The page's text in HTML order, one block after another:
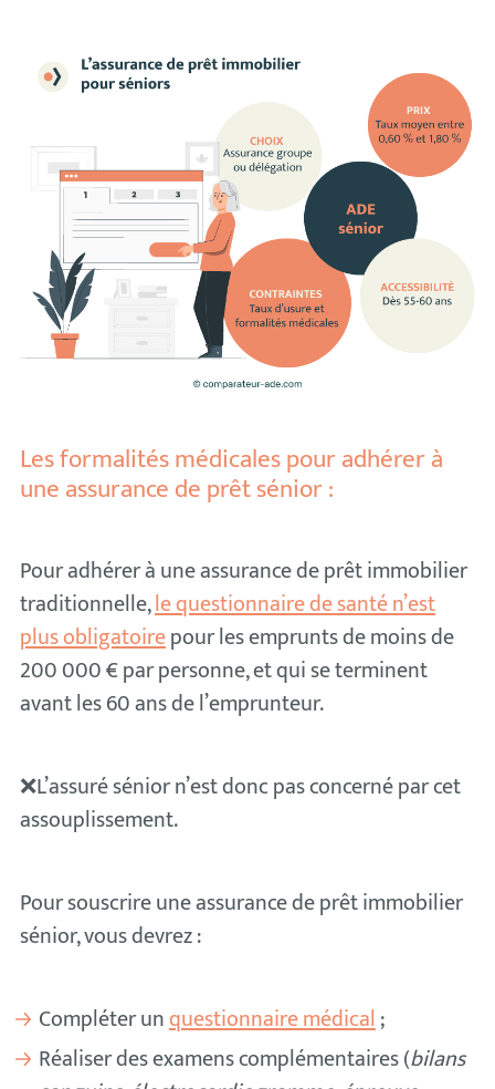
Les formalités médicales pour adhérer à
une assurance de prêt sénior :
Pour adhérer à une assurance de prêt immobilier
traditionnelle,le questionnaire de santé n’est
plus obligatoirepour les emprunts de moins de
200 000 € par personne, et qui se terminent
avant les 60 ans de l’emprunteur.
❌L’assuré sénior n’est donc pas concerné par cet
assouplissement.
Pour souscrire une assurance de prêt immobilier
sénior, vous devrez :
Compléter unquestionnaire médical;
Réaliser des examens complémentaires (bilans